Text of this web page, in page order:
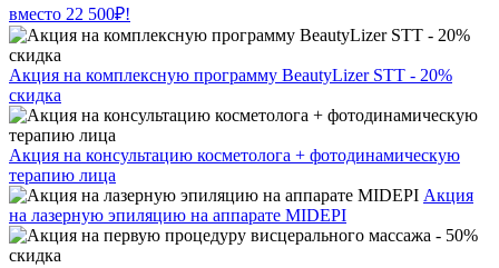
вместо 22 500₽!
Акция на комплексную программу BeautyLizer STT - 20%
скидка
Акция на консультацию косметолога + фотодинамическую
терапию лица
Акция
на лазерную эпиляцию на аппарате MIDEPI